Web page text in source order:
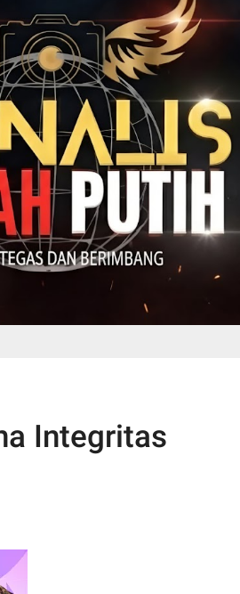
Integritas